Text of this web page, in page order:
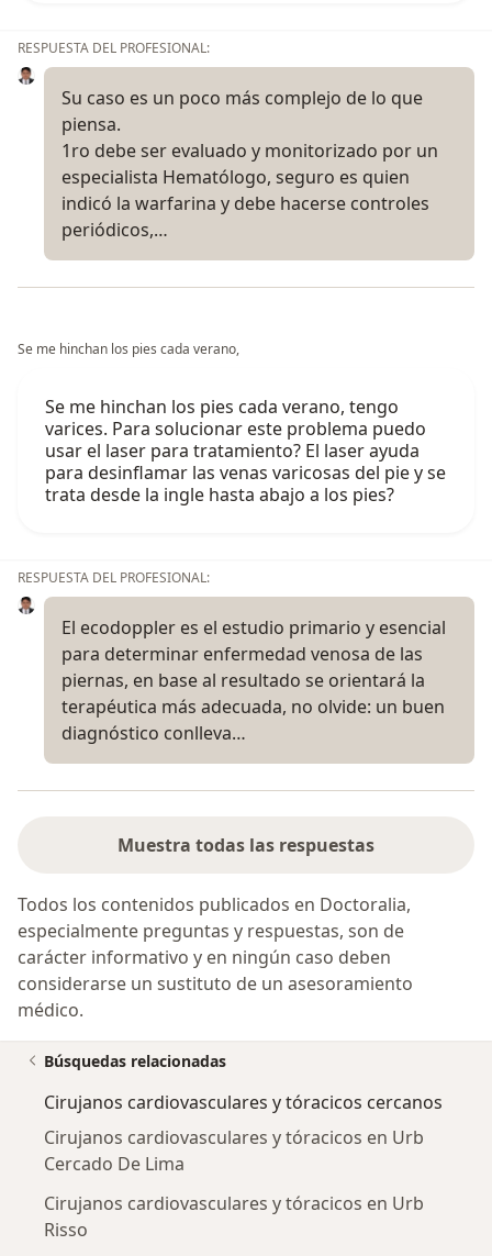
RESPUESTA DEL PROFESIONAL:
Su caso es un poco más complejo de lo que
piensa.
1ro debe ser evaluado y monitorizado por un
especialista Hematólogo, seguro es quien
indicó la warfarina y debe hacerse controles
periódicos,…
Se me hinchan los pies cada verano,
Se me hinchan los pies cada verano, tengo
varices. Para solucionar este problema puedo
usar el laser para tratamiento? El laser ayuda
para desinflamar las venas varicosas del pie y se
trata desde la ingle hasta abajo a los pies?
RESPUESTA DEL PROFESIONAL:
El ecodoppler es el estudio primario y esencial
para determinar enfermedad venosa de las
piernas, en base al resultado se orientará la
terapéutica más adecuada, no olvide: un buen
diagnóstico conlleva…
Muestra todas las respuestas
Todos los contenidos publicados en Doctoralia,
especialmente preguntas y respuestas, son de
carácter informativo y en ningún caso deben
considerarse un sustituto de un asesoramiento
médico.
Búsquedas relacionadas
Cirujanos cardiovasculares y tóracicos cercanos
Cirujanos cardiovasculares y tóracicos en Urb
Cercado De Lima
Cirujanos cardiovasculares y tóracicos en Urb
Risso